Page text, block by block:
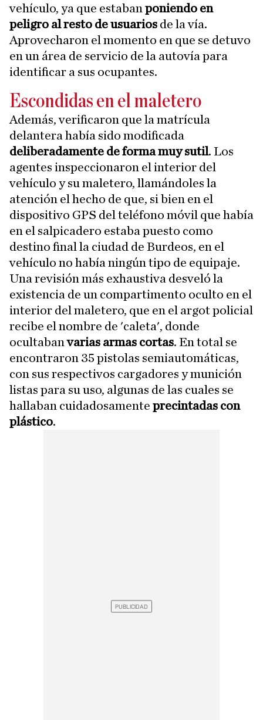
vehículo, ya que estaban poniendo en
peligro al resto de usuarios de la vía.
Aprovecharon el momento en que se detuvo
en un área de servicio de la autovía para
identificar a sus ocupantes.
Escondidas en el maletero
Además, verificaron que la matrícula
delantera había sido modificada
deliberadamente de forma muy sutil. Los
agentes inspeccionaron el interior del
vehículo y su maletero, llamándoles la
atención el hecho de que, si bien en el
dispositivo GPS del teléfono móvil que había
en el salpicadero estaba puesto como
destino final la ciudad de Burdeos, en el
vehículo no había ningún tipo de equipaje.
Una revisión más exhaustiva desveló la
existencia de un compartimento oculto en el
interior del maletero, que en el argot policial
recibe el nombre de 'caleta', donde
ocultabanvarias armas cortas. En total se
encontraron 35 pistolas semiautomáticas,
con sus respectivos cargadores y munición
listas para su uso, algunas de las cuales se
hallaban cuidadosamente precintadas con
plástico.